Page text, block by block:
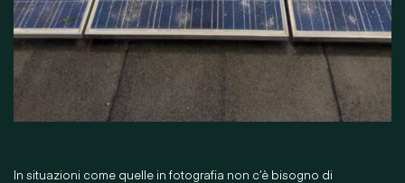
In situazioni come quelle in fotografia non c’è bisogno di